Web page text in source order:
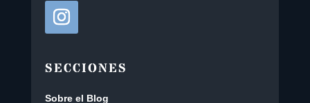
SECCIONES
Sobre el Blog